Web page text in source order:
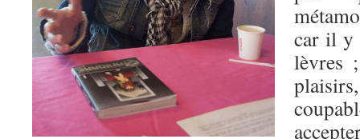
car il y
lèvres